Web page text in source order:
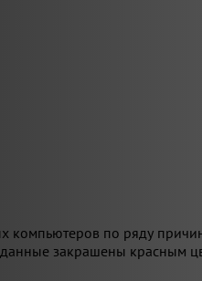
по ряду
закрашены красным